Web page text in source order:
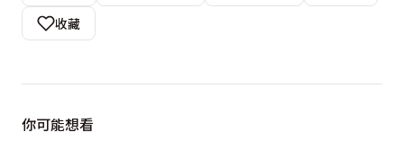
收藏
你可能想看